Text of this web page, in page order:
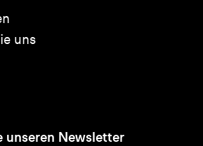
uns
unseren Newsletter